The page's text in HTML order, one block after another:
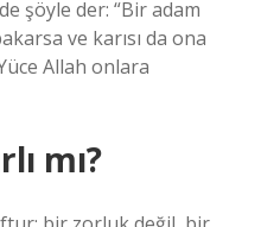
şöyle der: “Bir adam
ve karısı da ona
Allah onlara
mı?